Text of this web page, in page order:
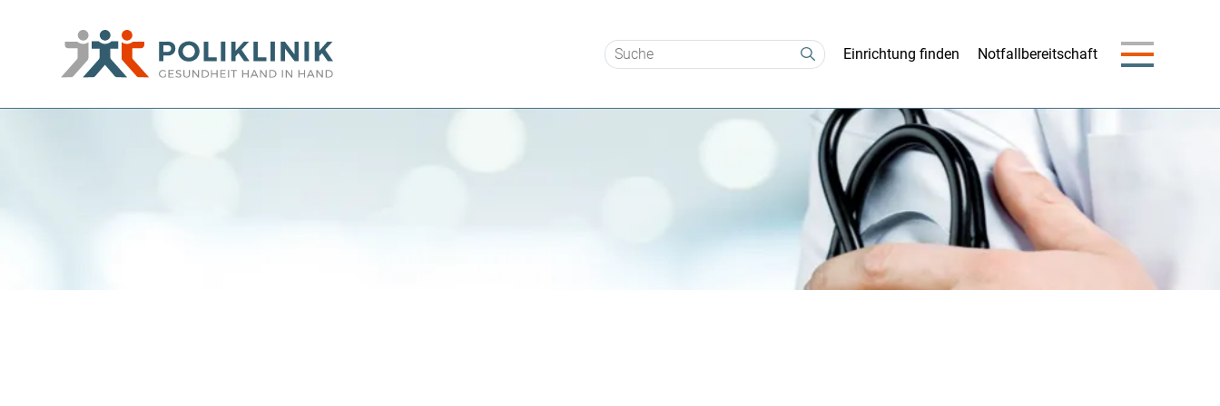
Suchbegriffe
Navigation
Einrichtung finden Notfallbereitschaft